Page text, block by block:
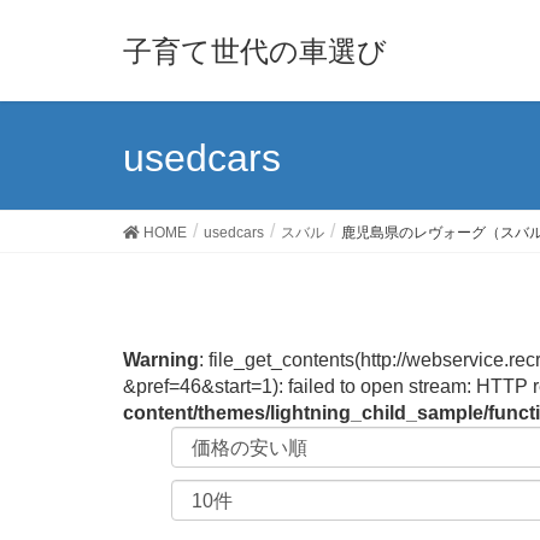
子育て世代の車選び
usedcars
HOME usedcars スバル 鹿児島県のレヴォーグ（スバ
Warning: file_get_contents(http://
&pref=46&start=1): failed to open stream:
content/themes/lightning_child_sample/